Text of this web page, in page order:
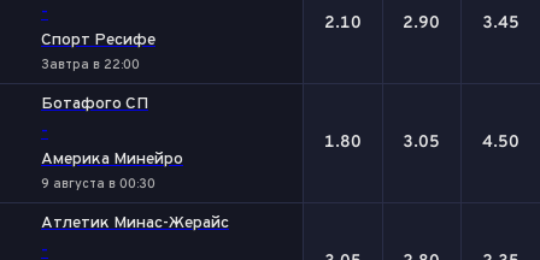
-
Спорт Ресифе
Завтра в 22:00
2.10 2.90 3.45
Ботафого СП
-
Америка Минейро
9 августа в 00:30
1.80 3.05 4.50
Атлетик Минас-Жерайс
-